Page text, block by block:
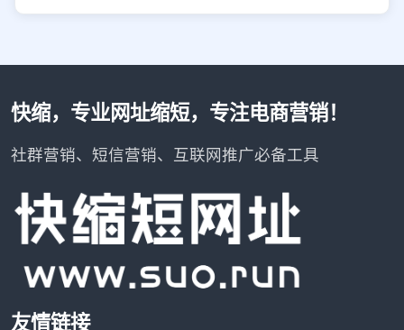
快缩，专业网址缩短，专注电商营销！
社群营销、短信营销、互联网推广必备工具
友情链接